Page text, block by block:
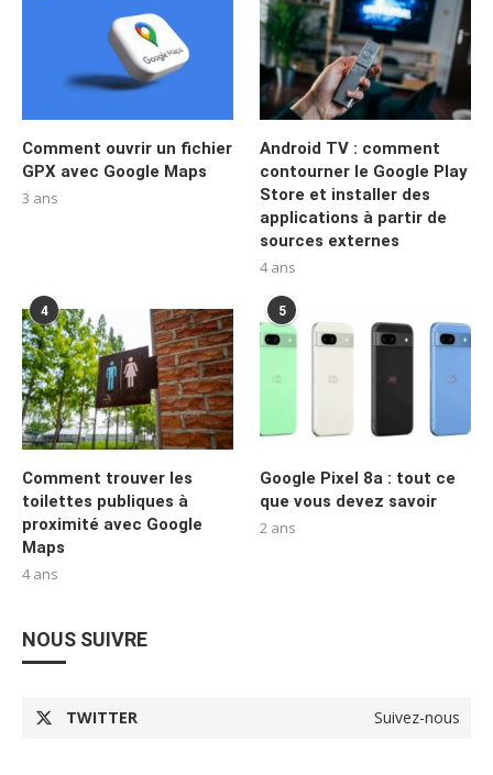
Comment ouvrir un fichier
GPX avec Google Maps
3 ans
Android TV : comment
contourner le Google Play
Store et installer des
applications à partir de
sources externes
4 ans
4
Comment trouver les
toilettes publiques à
proximité avec Google
Maps
4 ans
5
Google Pixel 8a : tout ce
que vous devez savoir
2 ans
NOUS SUIVRE
TWITTER Suivez-nous